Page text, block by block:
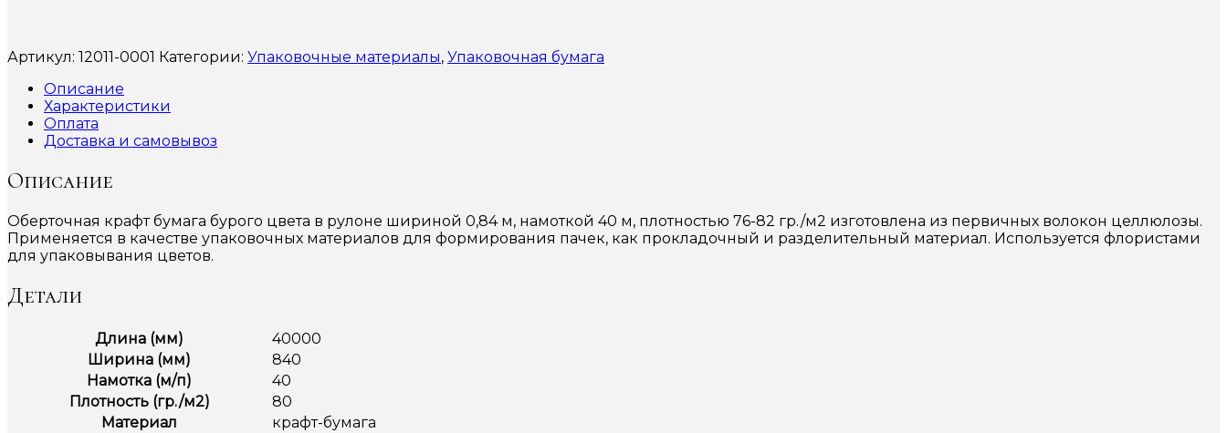
Артикул: 12011-0001 Категории: Упаковочные материалы, Упаковочная бумага
Описание
Характеристики
Оплата
Доставка и самовывоз
Описание
Оберточная крафт бумага бурого цвета в рулоне шириной 0,84 м, намоткой 40 м, плотностью 76-82 гр./м2 изготовлена из первичных волокон целлюлозы.
Применяется в качестве упаковочных материалов для формирования пачек, как прокладочный и разделительный материал. Используется флористами
для упаковывания цветов.
Детали
Длина (мм)
40000
Ширина (мм)
840
Намотка (м/п)
40
Плотность (гр./м2)
80
Материал
крафт-бумага